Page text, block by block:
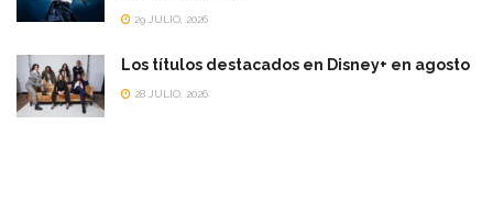
29 JULIO, 2026
Los títulos destacados en Disney+ en agosto
28 JULIO, 2026